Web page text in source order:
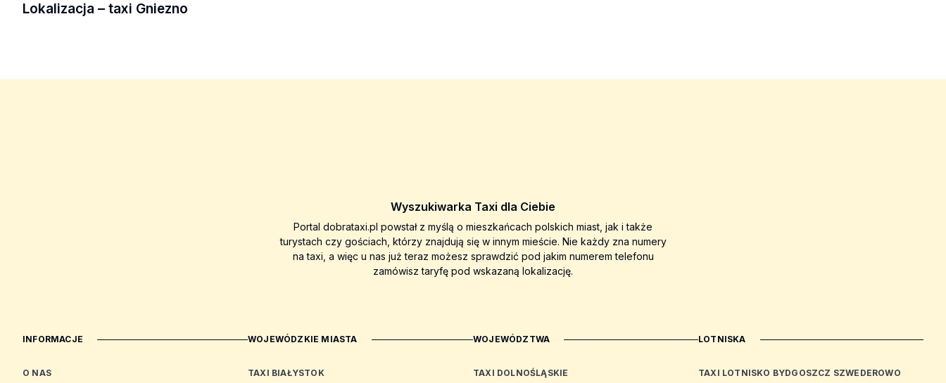
Lokalizacja – taxi Gniezno
Wyszukiwarka Taxi dla Ciebie
Portal dobrataxi.pl powstał z myślą o mieszkańcach polskich miast, jak i także
turystach czy gościach, którzy znajdują się w innym mieście. Nie każdy zna numery
na taxi, a więc u nas już teraz możesz sprawdzić pod jakim numerem telefonu
zamówisz taryfę pod wskazaną lokalizację.
INFORMACJE
O NAS
WOJEWÓDZKIE MIASTA
TAXI BIAŁYSTOK
WOJEWÓDZTWA
TAXI DOLNOŚLĄSKIE
LOTNISKA
TAXI LOTNISKO BYDGOSZCZ SZWEDEROWO